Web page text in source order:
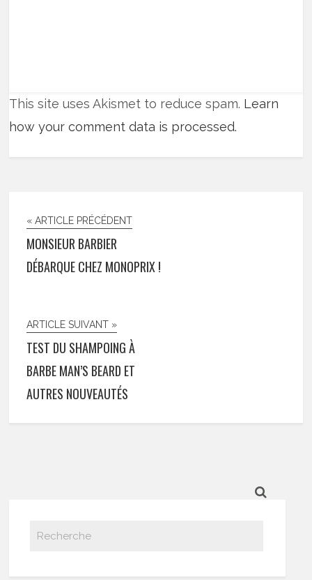
This site uses Akismet to reduce spam. Learn
how your comment data is processed.
« ARTICLE PRÉCÉDENT
MONSIEUR BARBIER
DÉBARQUE CHEZ MONOPRIX !
ARTICLE SUIVANT »
TEST DU SHAMPOING À
BARBE MAN’S BEARD ET
AUTRES NOUVEAUTÉS